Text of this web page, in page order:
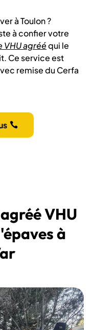
à Toulon ?
à confier votre
VHU agrééqui le
Ce service est
remise du Cerfa
VHU
à